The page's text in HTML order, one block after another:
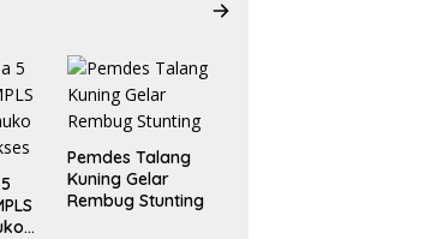
Pemdes Talang
Kuning Gelar
Rembug Stunting